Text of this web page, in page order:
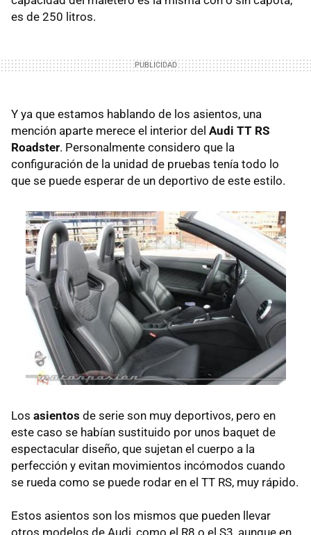
es de 250 litros.
Y ya que estamos hablando de los asientos, una
mención aparte merece el interior del Audi TT RS
Roadster. Personalmente considero que la
configuración de la unidad de pruebas tenía todo lo
que se puede esperar de un deportivo de este estilo.
Los asientos de serie son muy deportivos, pero en
este caso se habían sustituido por unos baquet de
espectacular diseño, que sujetan el cuerpo a la
perfección y evitan movimientos incómodos cuando
se rueda como se puede rodar en el TT RS, muy rápido.
Estos asientos son los mismos que pueden llevar
otros modelos de Audi, como el R8 o el S3, aunque en